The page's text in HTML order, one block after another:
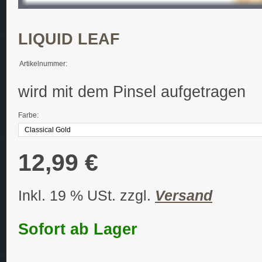
LIQUID LEAF
Artikelnummer:
wird mit dem Pinsel aufgetragen
Farbe:
12,99 €
Inkl. 19 % USt. zzgl. Versand
Sofort ab Lager